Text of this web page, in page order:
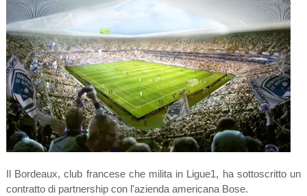
Il Bordeaux, club francese che milita in Ligue1, ha sottoscritto un
contratto di partnership con l'azienda americana Bose.